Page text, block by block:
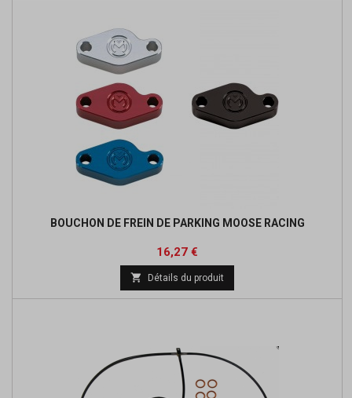
BOUCHON DE FREIN DE PARKING MOOSE RACING
Prix
16,27 €
base
 Détails du produit